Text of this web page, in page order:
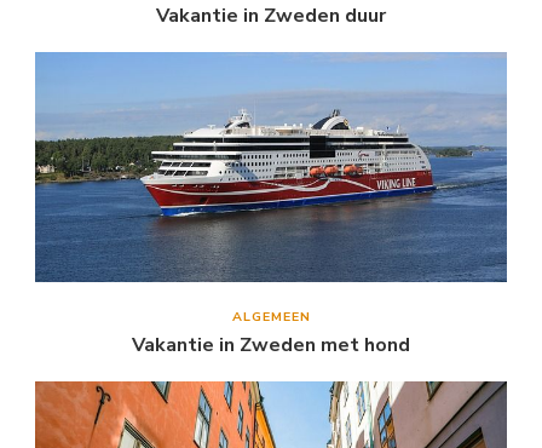
Vakantie in Zweden duur
ALGEMEEN
Vakantie in Zweden met hond